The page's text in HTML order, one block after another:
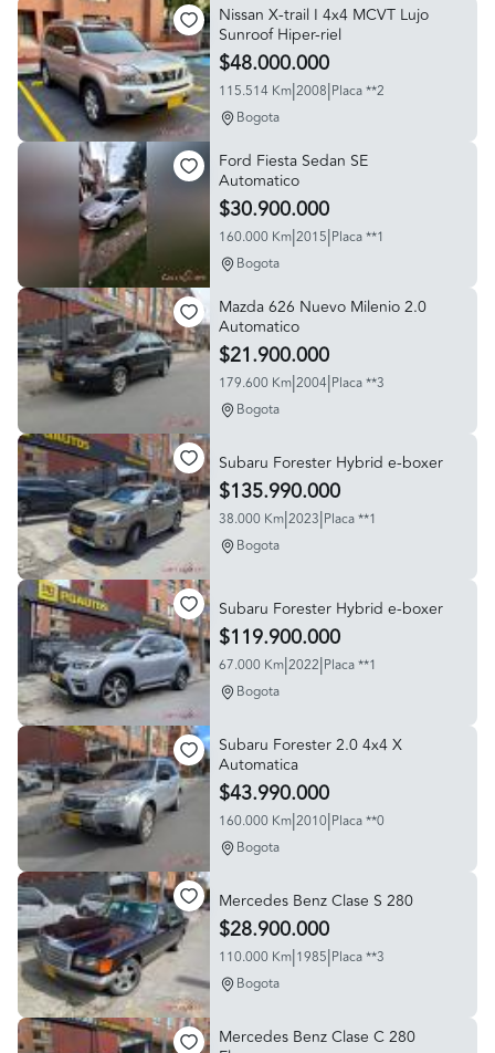
Nissan X-trail I 4x4 MCVT Lujo
Sunroof Hiper-riel
$48.000.000
115.514 Km|2008|Placa **2
Bogota
Ford Fiesta Sedan SE
Automatico
$30.900.000
160.000 Km|2015|Placa **1
Bogota
Mazda 626 Nuevo Milenio 2.0
Automatico
$21.900.000
179.600 Km|2004|Placa **3
Bogota
Subaru Forester Hybrid e-boxer
$135.990.000
38.000 Km|2023|Placa **1
Bogota
Subaru Forester Hybrid e-boxer
$119.900.000
67.000 Km|2022|Placa **1
Bogota
Subaru Forester 2.0 4x4 X
Automatica
$43.990.000
160.000 Km|2010|Placa **0
Bogota
Mercedes Benz Clase S 280
$28.900.000
110.000 Km|1985|Placa **3
Bogota
Mercedes Benz Clase C 280